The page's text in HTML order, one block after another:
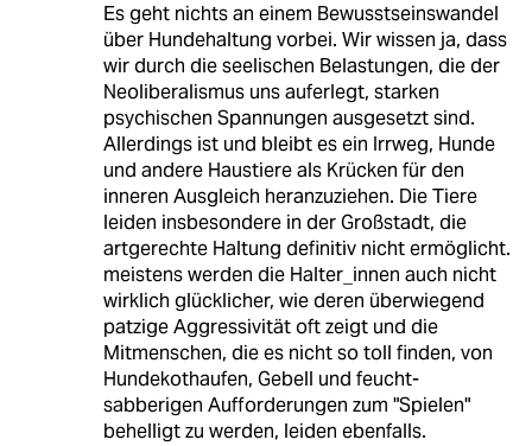
Es geht nichts an einem Bewusstseinswandel
über Hundehaltung vorbei. Wir wissen ja, dass
wir durch die seelischen Belastungen, die der
Neoliberalismus uns auferlegt, starken
psychischen Spannungen ausgesetzt sind.
Allerdings ist und bleibt es ein Irrweg, Hunde
und andere Haustiere als Krücken für den
inneren Ausgleich heranzuziehen. Die Tiere
leiden insbesondere in der Großstadt, die
artgerechte Haltung definitiv nicht ermöglicht.
meistens werden die Halter_innen auch nicht
wirklich glücklicher, wie deren überwiegend
patzige Aggressivität oft zeigt und die
Mitmenschen, die es nicht so toll finden, von
Hundekothaufen, Gebell und feucht-
sabberigen Aufforderungen zum "Spielen"
behelligt zu werden, leiden ebenfalls.